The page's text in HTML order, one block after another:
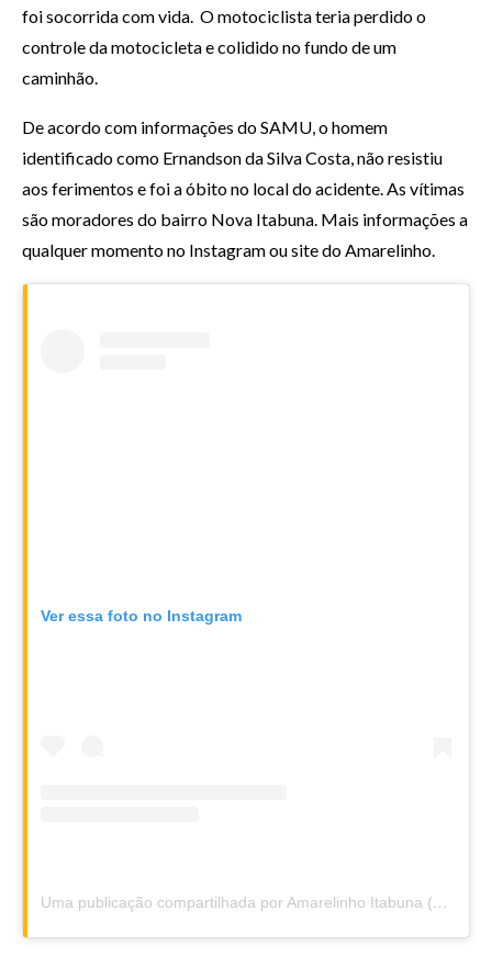
foi socorrida com vida. O motociclista teria perdido o
controle da motocicleta e colidido no fundo de um
caminhão.
De acordo com informações do SAMU, o homem
identificado como Ernandson da Silva Costa, não resistiu
aos ferimentos e foi a óbito no local do acidente. As vítimas
são moradores do bairro Nova Itabuna. Mais informações a
qualquer momento no Instagram ou site do Amarelinho.
Ver essa foto no Instagram
Uma publicação compartilhada por Amarelinho Itabuna (@amarelinhoitabuna)